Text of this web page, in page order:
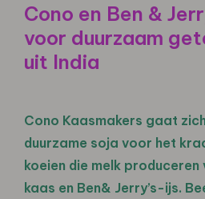
Cono en Ben &
voor duurzaam
uit India
Cono Kaasmakers gaat
duurzame soja voor het
koeien die melk
kaas en Ben& Jerry’s-ijs.